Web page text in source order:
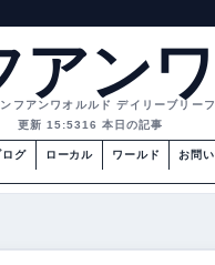
アン
フアンワオルルド デイリーブリーフ
更新 15:5316 本日の記事
ログ ローカル ワールド お問